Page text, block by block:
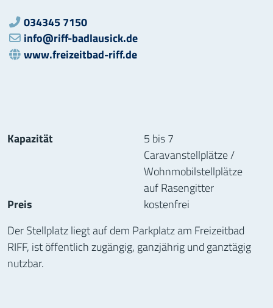
Telefon:
034345 7150
Email:info@riff-badlausick.de
WWW:www.freizeitbad-riff.de
Kapazität
5 bis 7
Caravanstellplätze /
Wohnmobilstellplätze
auf Rasengitter
Preis
kostenfrei
Der Stellplatz liegt auf dem Parkplatz am Freizeitbad
RIFF, ist öffentlich zugängig, ganzjährig und ganztägig
nutzbar.